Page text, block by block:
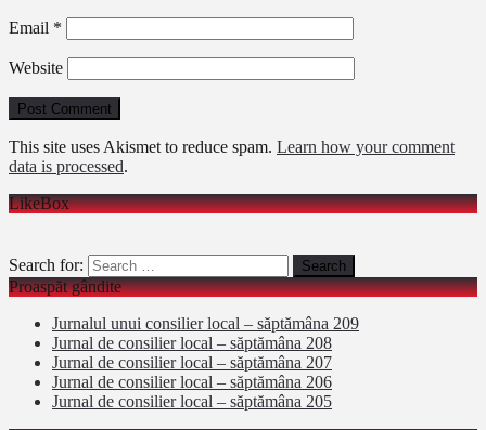
Email *
Website
This site uses Akismet to reduce spam. Learn how your comment
data is processed.
LikeBox
Search for:
Proaspăt gândite
Jurnalul unui consilier local – săptămâna 209
Jurnal de consilier local – săptămâna 208
Jurnal de consilier local – săptămâna 207
Jurnal de consilier local – săptămâna 206
Jurnal de consilier local – săptămâna 205